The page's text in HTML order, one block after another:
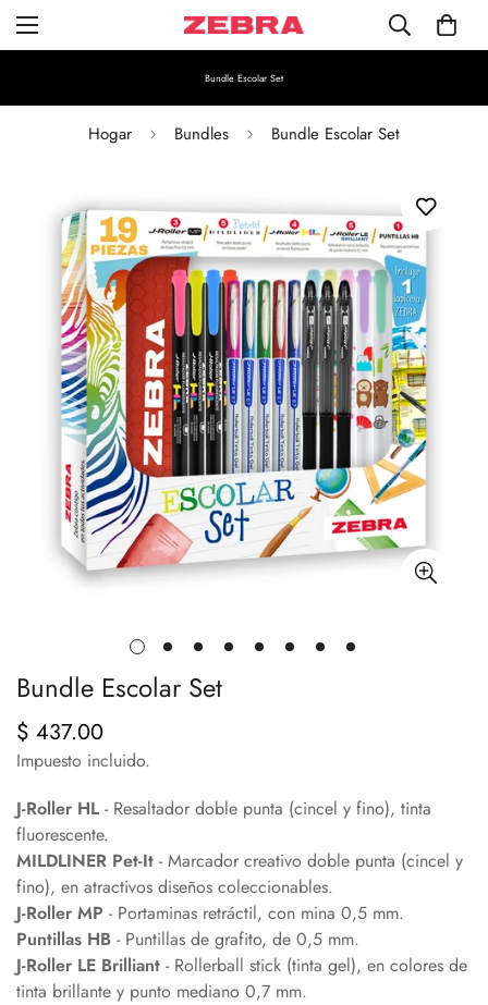
Bundle Escolar Set
Hogar Bundles Bundle Escolar Set
Bundle Escolar Set
Precio
regular
$ 437.00
Impuesto incluido.
J-Roller HL - Resaltador doble punta (cincel y fino), tinta
fluorescente.
MILDLINER Pet-It - Marcador creativo doble punta (cincel y
fino), en atractivos diseños coleccionables.
J-Roller MP - Portaminas retráctil, con mina 0,5 mm.
Puntillas HB - Puntillas de grafito, de 0,5 mm.
J-Roller LE Brilliant - Rollerball stick (tinta gel), en colores de
tinta brillante y punto mediano 0,7 mm.